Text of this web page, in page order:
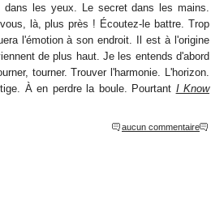
dans les yeux. Le secret dans les mains.
là, plus près ! Écoutez-le battre. Trop
l'émotion à son endroit. Il est à l'origine
de plus haut. Je les entends d'abord
tourner. Trouver l'harmonie. L'horizon.
À en perdre la boule. Pourtant I Know
aucun commentaire